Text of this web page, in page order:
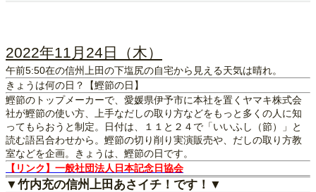
2022年11月24日（木）
午前5:50在の信州上田の下塩尻の自宅から見える天気は晴れ。
きょうは何の日？【鰹節の日】
鰹節のトップメーカーで、愛媛県伊予市に本社を置くヤマキ株式会
社が鰹節の使い方、上手なだしの取り方などをもっと多くの人に知
ってもらおうと制定。日付は、１１と２４で「いいふし（節）」と
読む語呂合わせから。鰹節の切り削り実演販売や、だしの取り方教
室などを企画。きょうは、鰹節の日です。
【リンク】一般社団法人日本記念日協会
▼竹内充の信州上田あさイチ！です！▼